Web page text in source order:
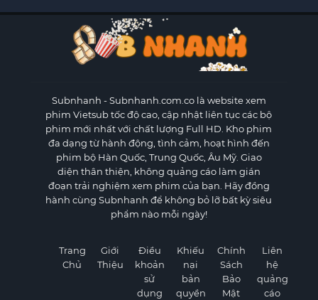
Subnhanh - Subnhanh.com.co là website xem
phim Vietsub tốc độ cao, cập nhật liên tục các bộ
phim mới nhất với chất lượng Full HD. Kho phim
đa dạng từ hành động, tình cảm, hoạt hình đến
phim bộ Hàn Quốc, Trung Quốc, Âu Mỹ. Giao
diện thân thiện, không quảng cáo làm gián
đoạn trải nghiệm xem phim của bạn. Hãy đồng
hành cùng Subnhanh để không bỏ lỡ bất kỳ siêu
phẩm nào mỗi ngày!
Trang
Chủ
Giới
Thiệu
Điều
khoản
sử
dụng
Khiếu
nại
bản
quyền
Chính
Sách
Bảo
Mật
Liên
hệ
quảng
cáo